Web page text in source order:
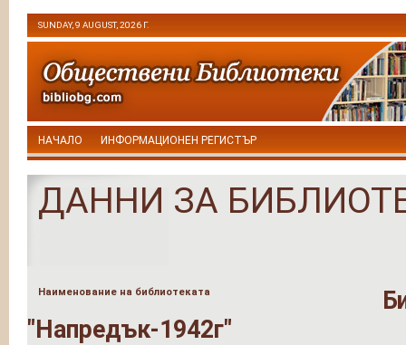
SUNDAY, 9 AUGUST, 2026 Г.
НАЧАЛО ИНФОРМАЦИОНЕН РЕГИСТЪР
ДАННИ ЗА
Наименование на библиотеката
"Напредък-1942г"